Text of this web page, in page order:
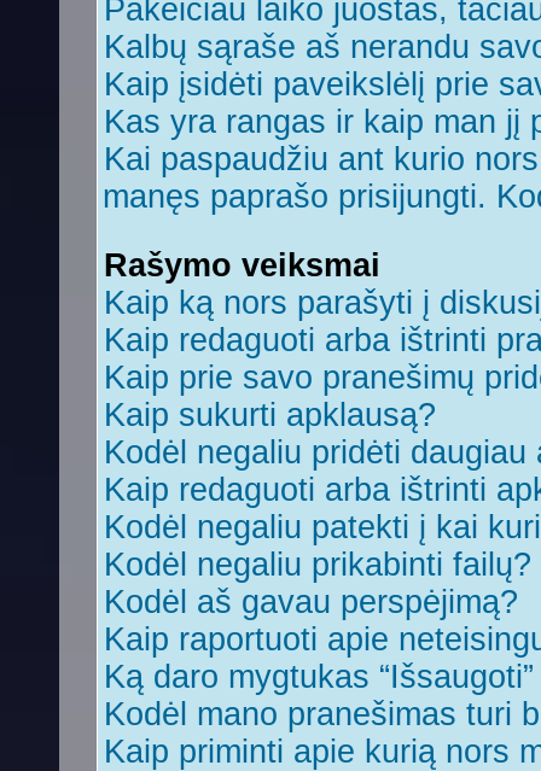
Pakeičiau laiko juostas,
Kalbų sąraše aš nerandu
Kaip įsidėti paveikslėlį prie
Kas yra rangas ir kaip man jį
Kai paspaudžiu ant kurio
manęs paprašo prisijungti.
Rašymo veiksmai
Kaip ką nors parašyti į
Kaip redaguoti arba ištrinti
Kaip prie savo pranešimų
Kaip sukurti apklausą?
Kodėl negaliu pridėti
Kaip redaguoti arba ištrinti
Kodėl negaliu patekti į kai
Kodėl negaliu prikabinti failų?
Kodėl aš gavau perspėjimą?
Kaip raportuoti apie
Ką daro mygtukas
Kodėl mano pranešimas turi
Kaip priminti apie kurią nors